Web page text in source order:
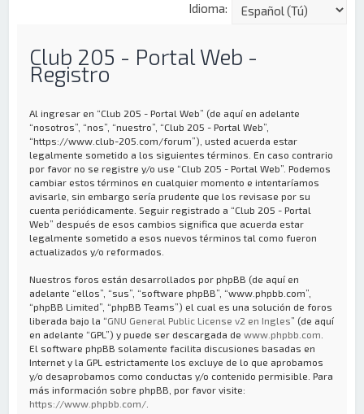
Idioma:
Club 205 - Portal Web -
Registro
Al ingresar en “Club 205 - Portal Web” (de aquí en adelante
“nosotros”, “nos”, “nuestro”, “Club 205 - Portal Web”,
“https://www.club-205.com/forum”), usted acuerda estar
legalmente sometido a los siguientes términos. En caso contrario
por favor no se registre y/o use “Club 205 - Portal Web”. Podemos
cambiar estos términos en cualquier momento e intentaríamos
avisarle, sin embargo sería prudente que los revisase por su
cuenta periódicamente. Seguir registrado a “Club 205 - Portal
Web” después de esos cambios significa que acuerda estar
legalmente sometido a esos nuevos términos tal como fueron
actualizados y/o reformados.
Nuestros foros están desarrollados por phpBB (de aquí en
adelante “ellos”, “sus”, “software phpBB”, “www.phpbb.com”,
“phpBB Limited”, “phpBB Teams”) el cual es una solución de foros
liberada bajo la “GNU General Public License v2 en Ingles” (de aquí
en adelante “GPL”) y puede ser descargada dewww.phpbb.com
El software phpBB solamente facilita discusiones basadas en
Internet y la GPL estrictamente los excluye de lo que aprobamos
y/o desaprobamos como conductas y/o contenido permisible. Para
más información sobre phpBB, por favor visite:
https://www.phpbb.com/